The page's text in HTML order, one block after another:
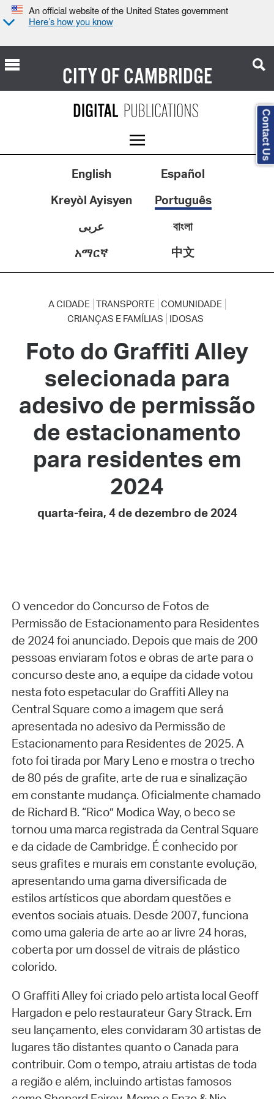
An official website of the United States government
Here’s how you know
CITY OFCAMBRIDGE
English
Español
Kreyòl Ayisyen
Português
عربى
বাংলা
አማርኛ
中文
A CIDADE TRANSPORTE COMUNIDADE
CRIANÇAS E FAMÍLIAS
IDOSAS
Foto do Graffiti Alley
selecionada para
adesivo de permissão
de estacionamento
para residentes em
2024
quarta-feira, 4 de dezembro de 2024
O vencedor do Concurso de Fotos de
Permissão de Estacionamento para Residentes
de 2024 foi anunciado. Depois que mais de 200
pessoas enviaram fotos e obras de arte para o
concurso deste ano, a equipe da cidade votou
nesta foto espetacular do Graffiti Alley na
Central Square como a imagem que será
apresentada no adesivo da Permissão de
Estacionamento para Residentes de 2025. A
foto foi tirada por Mary Leno e mostra o trecho
de 80 pés de grafite, arte de rua e sinalização
em constante mudança. Oficialmente chamado
de Richard B. “Rico” Modica Way, o beco se
tornou uma marca registrada da Central Square
e da cidade de Cambridge. É conhecido por
seus grafites e murais em constante evolução,
apresentando uma gama diversificada de
estilos artísticos que abordam questões e
eventos sociais atuais. Desde 2007, funciona
como uma galeria de arte ao ar livre 24 horas,
coberta por um dossel de vitrais de plástico
colorido.
O Graffiti Alley foi criado pelo artista local Geoff
Hargadon e pelo restaurateur Gary Strack. Em
seu lançamento, eles convidaram 30 artistas de
lugares tão distantes quanto o Canada para
contribuir. Com o tempo, atraiu artistas de toda
a região e além, incluindo artistas famosos
Contact Us